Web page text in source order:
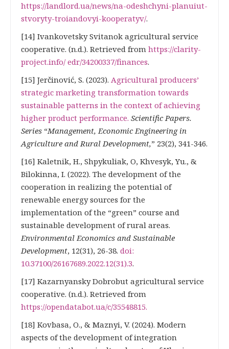
https://landlord.ua/news/na-odeshchyni-planuiut-
stvoryty-troiandovyi-kooperatyv/.
[14] Ivankovetsky Svitanok agricultural service
cooperative. (n.d.). Retrieved from https://clarity-
project.info/edr/34200337/finances.
[15] Jerčinović, S. (2023). Agricultural producers’
strategic marketing transformation towards
sustainable patterns in the context of achieving
higher product performance. Scientific Papers.
Series “Management, Economic Engineering in
Agriculture and Rural Development,” 23(2), 341-346.
[16] Kaletnik, H., Shpykuliak, O, Khvesyk, Yu., &
Bilokinna, I. (2022). The development of the
cooperation in realizing the potential of
renewable energy sources for the
implementation of the “green” course and
sustainable development of rural areas.
Environmental Economics and Sustainable
Development, 12(31), 26-38. doi:
10.37100/26167689.2022.12(31).3.
[17] Kazarnyansky Dobrobut agricultural service
cooperative. (n.d.). Retrieved from
https://opendatabot.ua/c/35548815.
[18] Kovbasa, O., & Maznyi, V. (2024). Modern
aspects of the development of integration